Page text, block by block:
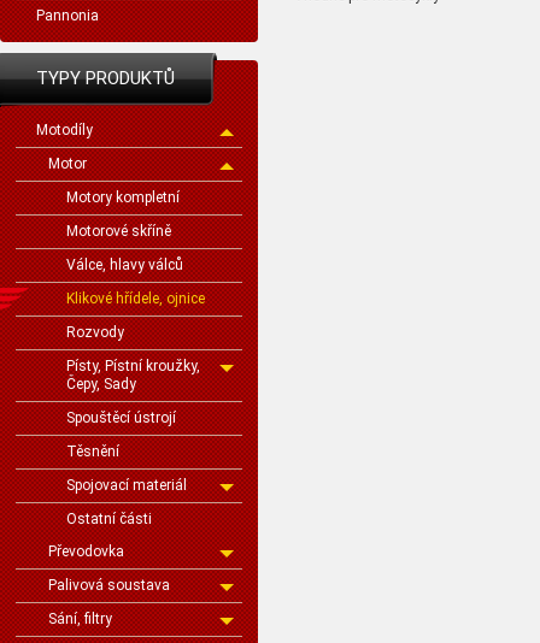
Pannonia
TYPY PRODUKTŮ
Motodíly
Motor
Motory kompletní
Motorové skříně
Válce, hlavy válců
Klikové hřídele, ojnice
Rozvody
Písty, Pístní kroužky,
Čepy, Sady
Spouštěcí ústrojí
Těsnění
Spojovací materiál
Ostatní části
Převodovka
Palivová soustava
Sání, filtry